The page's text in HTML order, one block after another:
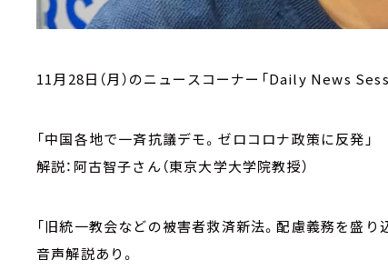
11月28日（月）のニュースコーナー「Daily News
「中国各地で一斉抗議デモ。ゼロコロナ政策に反発」
解説：阿古智子さん（東京大学大学院教授）
「旧統一教会などの被害者救済新法。配慮義務を盛り
音声解説あり。